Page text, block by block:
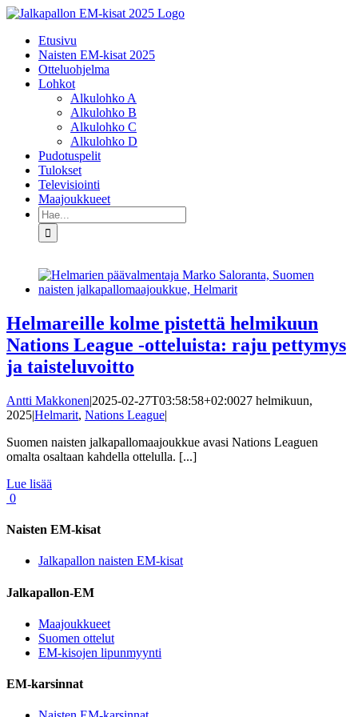
Skip
contentEtusivu
Naisten EM-kisat 2025
Otteluohjelma
Lohkot
Alkulohko A
Alkulohko B
Alkulohko C
Alkulohko D
Pudotuspelit
Tulokset
Televisiointi
Maajoukkueet
Etsi
...
Helmareille kolme pistettä helmikuun
Nations League -otteluista: raju pettymys
ja taisteluvoitto
Antti Makkonen|2025-02-27T03:58:58+02:0027 helmikuun,
2025|Helmarit, Nations League|
Suomen naisten jalkapallomaajoukkue avasi Nations Leaguen
omalta osaltaan kahdella ottelulla. [...]
Lue lisää
0
Naisten EM-kisat
Jalkapallon naisten EM-kisat
Jalkapallon-EM
Maajoukkueet
Suomen ottelut
EM-kisojen lipunmyynti
EM-karsinnat